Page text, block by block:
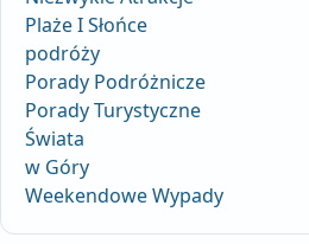
Plaże I Słońce
podróży
Porady Podróżnicze
Porady Turystyczne
Świata
w Góry
Weekendowe Wypady